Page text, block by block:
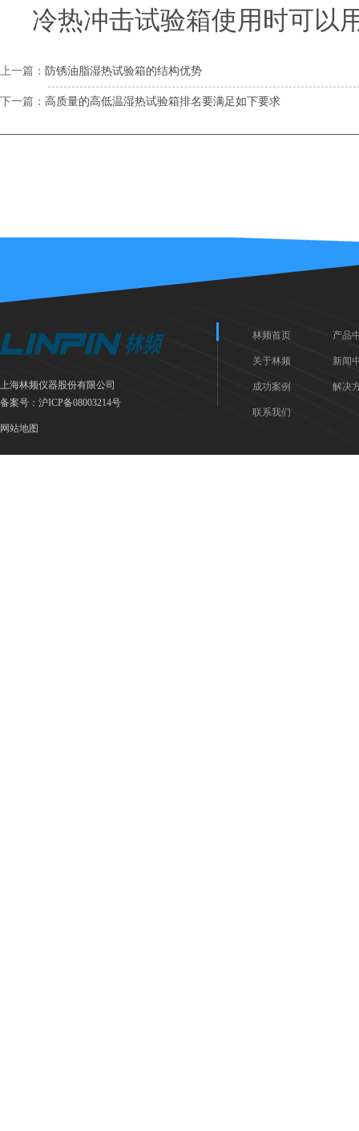
冷热冲击试验箱使用时可以
上一篇： 防锈油脂湿热试验箱的结构优势
下一篇： 高质量的高低温湿热试验箱排名要满足如下要求
上海林频仪器股份有限公司
备案号： 沪ICP备08003214号
网站地图
林频首页 产品
关于林频 新闻
成功案例 解决
联系我们